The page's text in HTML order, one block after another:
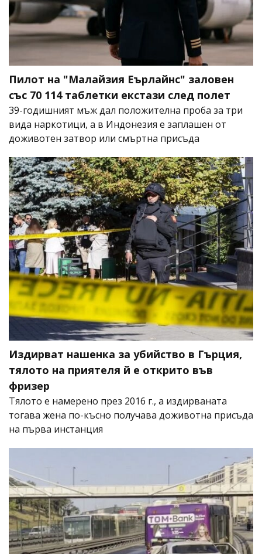
Пилот на "Малайзия Еърлайнс" заловен
със 70 114 таблетки екстази след полет
39-годишният мъж дал положителна проба за три
вида наркотици, а в Индонезия е заплашен от
доживотен затвор или смъртна присъда
Издирват нашенка за убийство в Гърция,
тялото на приятеля й е открито във
фризер
Тялото е намерено през 2016 г., а издирваната
тогава жена по-късно получава доживотна присъда
на първа инстанция